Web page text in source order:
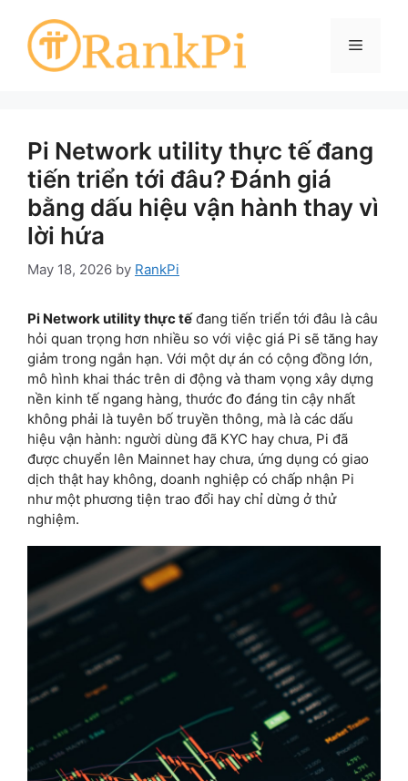
content
Menu
Pi Network utility thực tế đang
tiến triển tới đâu? Đánh giá
bằng dấu hiệu vận hành thay vì
lời hứa
May 18, 2026 by RankPi
Pi Network utility thực tếđang tiến triển tới đâu là câu
hỏi quan trọng hơn nhiều so với việc giá Pi sẽ tăng hay
giảm trong ngắn hạn. Với một dự án có cộng đồng lớn,
mô hình khai thác trên di động và tham vọng xây dựng
nền kinh tế ngang hàng, thước đo đáng tin cậy nhất
không phải là tuyên bố truyền thông, mà là các dấu
hiệu vận hành: người dùng đã KYC hay chưa, Pi đã
được chuyển lên Mainnet hay chưa, ứng dụng có giao
dịch thật hay không, doanh nghiệp có chấp nhận Pi
như một phương tiện trao đổi hay chỉ dừng ở thử
nghiệm.